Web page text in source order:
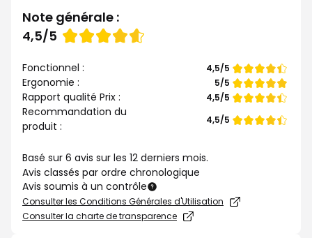
Note générale :
Note
4,5/5
Fonctionnel :
Note
de
4,5/5
Ergonomie :
Note
de
5/5
Rapport qualité Prix :
Note
4,5/5
Recommandation du
produit :
Note
4,5/5
Basé sur 6 avis sur les 12 derniers mois.
Avis classés par ordre chronologique
Avis soumis à un contrôle
Consulter les Conditions Générales d'Utilisation
Consulter la charte de transparence